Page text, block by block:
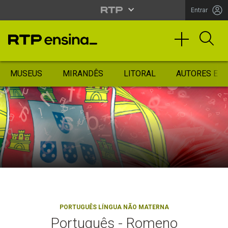
Entrar
MUSEUS MIRANDÊS LITORAL AUTORES
PORTUGUÊS LÍNGUA NÃO MATERNA
Português - Romeno